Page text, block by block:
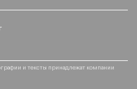
и тексты принадлежат компании